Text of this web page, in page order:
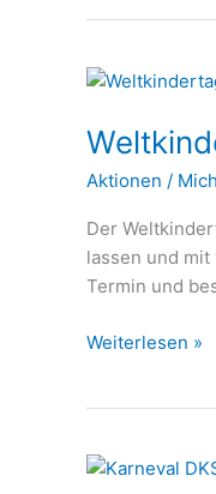
Aktionen /
Der
lassen und
Termin und
Weltkindertag
beim
Langenfeld
Weiterlesen »
Vom